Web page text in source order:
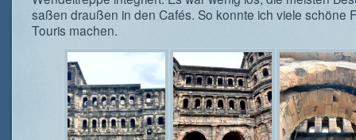
saßen draußen in den Cafés. So konnte ich viele schöne
Touris machen.